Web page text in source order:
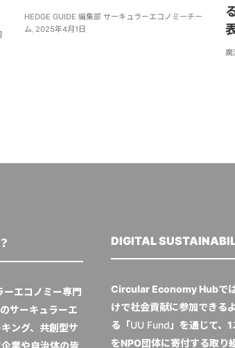
HEDGE GUIDE 編集部 サーキュラーエコノミーチー
ム, 2025年4月1日
廣
エコノミー専門
サーキュラーエ
ング、共創型サ
業や自治体の皆
DIGITAL
Circular Economy Hubで
けで社会貢献に参加できる
る「UU Fund 」を通じて、
をNPO団体に寄付する取り